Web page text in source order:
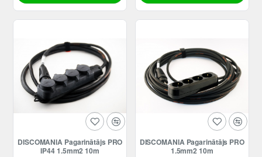
DISCOMANIA Pagarinātājs PRO
IP44 1.5mm2 10m
DISCOMANIA Pagarinātājs PRO
1.5mm2 10m